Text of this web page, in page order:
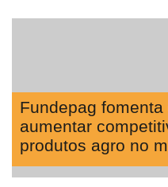
Fundepag
aumentar
produtos agro no